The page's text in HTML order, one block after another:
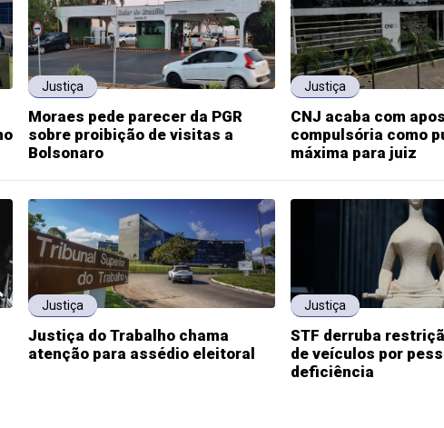
Justiça
Moraes pede parecer da PGR
sobre proibição de visitas a
Bolsonaro
Justiça
CNJ acaba com
compulsória como
máxima para juiz
Justiça
Justiça do Trabalho chama
atenção para assédio eleitoral
Justiça
STF derruba
de veículos por
deficiência